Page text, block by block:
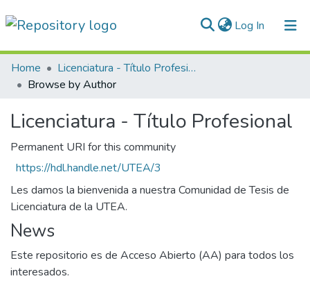
Log In (current)
Communities & Collections
All of DSpace
Normativas
Home
Licenciatura - Título Profesional
Browse by Author
Licenciatura - Título Profesional
Permanent URI for this community
https://hdl.handle.net/UTEA/3
Les damos la bienvenida a nuestra Comunidad de Tesis de
Licenciatura de la UTEA.
News
Este repositorio es de Acceso Abierto (AA) para todos los
interesados.